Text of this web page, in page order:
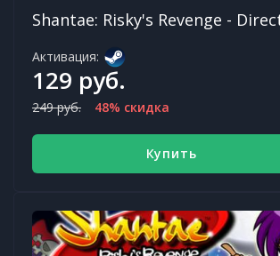
Shantae: Risky's Revenge -
Активация:
129 руб.
249 руб. 48% скидка
Купить